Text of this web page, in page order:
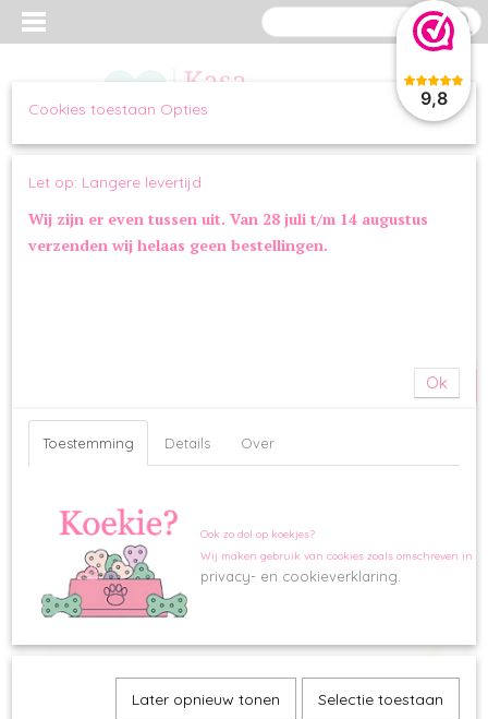
9,8
Inloggen
Home>KLEDING>BAD & BED>Hondensok Beer
Cookies toestaan Opties
Let op: Langere levertijd
Wij zijn er even tussen uit. Van 28 juli t/m 14 augustus
verzenden wij helaas geen bestellingen.
Ok
Toestemming Details Over
Ook zo dol op koekjes?
Wij maken gebruik van cookies zoals omschreven in
privacy- en cookieverklaring.
Later opnieuw tonen Selectie toestaan